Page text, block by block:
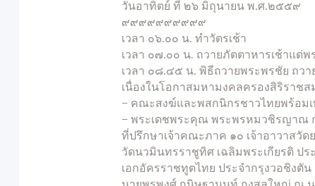
วันอาทิตย์ ที่ ๒๖ มิถุนายน พ.ศ.๒๕๕๙
๙๙๙๙๙๙๙๙๙๙
เวลา ๐๖.๐๐ น. ทำวัตรเช้า
เวลา ๐๗.๐๐ น. ถวายภัตตาหารเช้าแด่
เวลา ๐๘.๔๕ น. พิธีถวายพระพรชัย ถวา
เนื่องในโอกาสมหามงคลครองสิริราช
– คณะสงฆ์และพสกนิกรชาวไทยพร้อม
– พระเดชพระคุณ พระพรหมวชิรญาณ
ที่ปรึกษาเจ้าคณะภาค ๑๐ เจ้าอาวาสวั
วัดนวมินทรราชูทิศ เฉลิมพระเกียรติ ป
เอกอัครราชทูตไทย ประจำกรุงวอชิงตั